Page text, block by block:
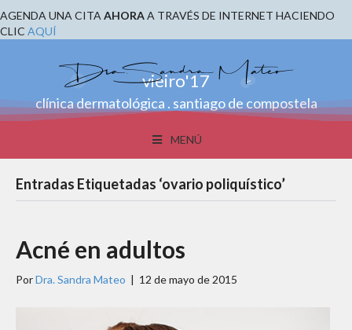
AGENDA UNA CITA AHORAA TRAVÉS DE INTERNET HACIENDO
CLIC AQUÍ
vieiro'17
clínica dermatológica . santiago de compostela
MENÚ
Entradas Etiquetadas ‘ovario poliquístico’
Acné en adultos
PorDra. Sandra Mateo | 12 de mayo de 2015